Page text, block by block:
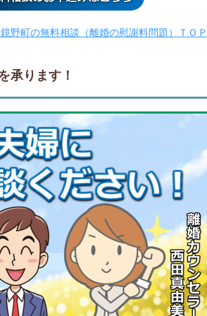
野町の無料相談（離婚の慰謝料問題）ＴＯ
承ります！